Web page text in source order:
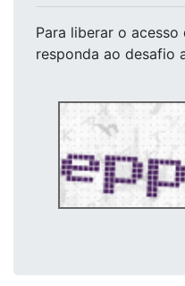
Para liberar o acesso
responda ao desafio